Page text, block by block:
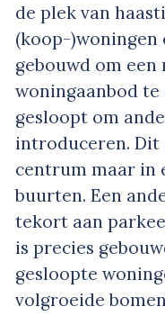
de plek van
(koop-)woningen
gebouwd om een
woningaanbod te
gesloopt om
introduceren. Dit
centrum maar in
buurten. Een
tekort aan
is precies
gesloopte
volgroeide